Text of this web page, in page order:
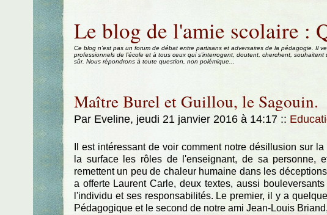
Aller au contenu
Le blog de l'amie scolaire :
Ce blog n'est pas un forum de débat entre partisans et adversaires de la pédagogie. Il
professionnels de l'école et à tous ceux qui s'interrogent, doutent, cherchent,
sûr. Nous répondrons à toute question, non polémique...
Maître Burel et Guillou, le Sagouin.
Par Eveline, jeudi 21 janvier 2016 à 14:17 ::
Il est intéressant de voir comment notre désillusion sur
la surface les rôles de l'enseignant, de sa personne,
remettent un peu de chaleur humaine dans les
a offerte Laurent Carle, deux textes, aussi
l'individu et ses responsabilités. Le premier, il y a
Pédagogique et le second de notre ami Jean-Louis